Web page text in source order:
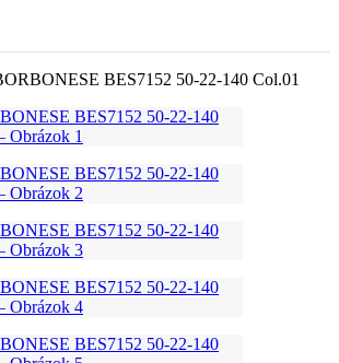
BES7152 50-22-140 Col.01